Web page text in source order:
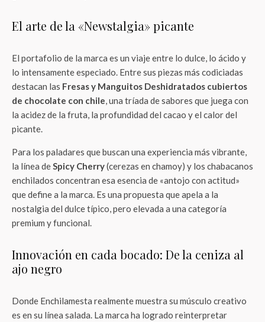
El arte de la «Newstalgia» picante
El portafolio de la marca es un viaje entre lo dulce, lo ácido y
lo intensamente especiado. Entre sus piezas más codiciadas
destacan las Fresas y Manguitos Deshidratados cubiertos
de chocolate con chile, una tríada de sabores que juega con
la acidez de la fruta, la profundidad del cacao y el calor del
picante.
Para los paladares que buscan una experiencia más vibrante,
la línea deSpicy Cherry(cerezas en chamoy) y los chabacanos
enchilados concentran esa esencia de «antojo con actitud»
que define a la marca. Es una propuesta que apela a la
nostalgia del dulce típico, pero elevada a una categoría
premium y funcional.
Innovación en cada bocado: De la ceniza al
ajo negro
Donde Enchilamesta realmente muestra su músculo creativo
es en su línea salada. La marca ha logrado reinterpretar